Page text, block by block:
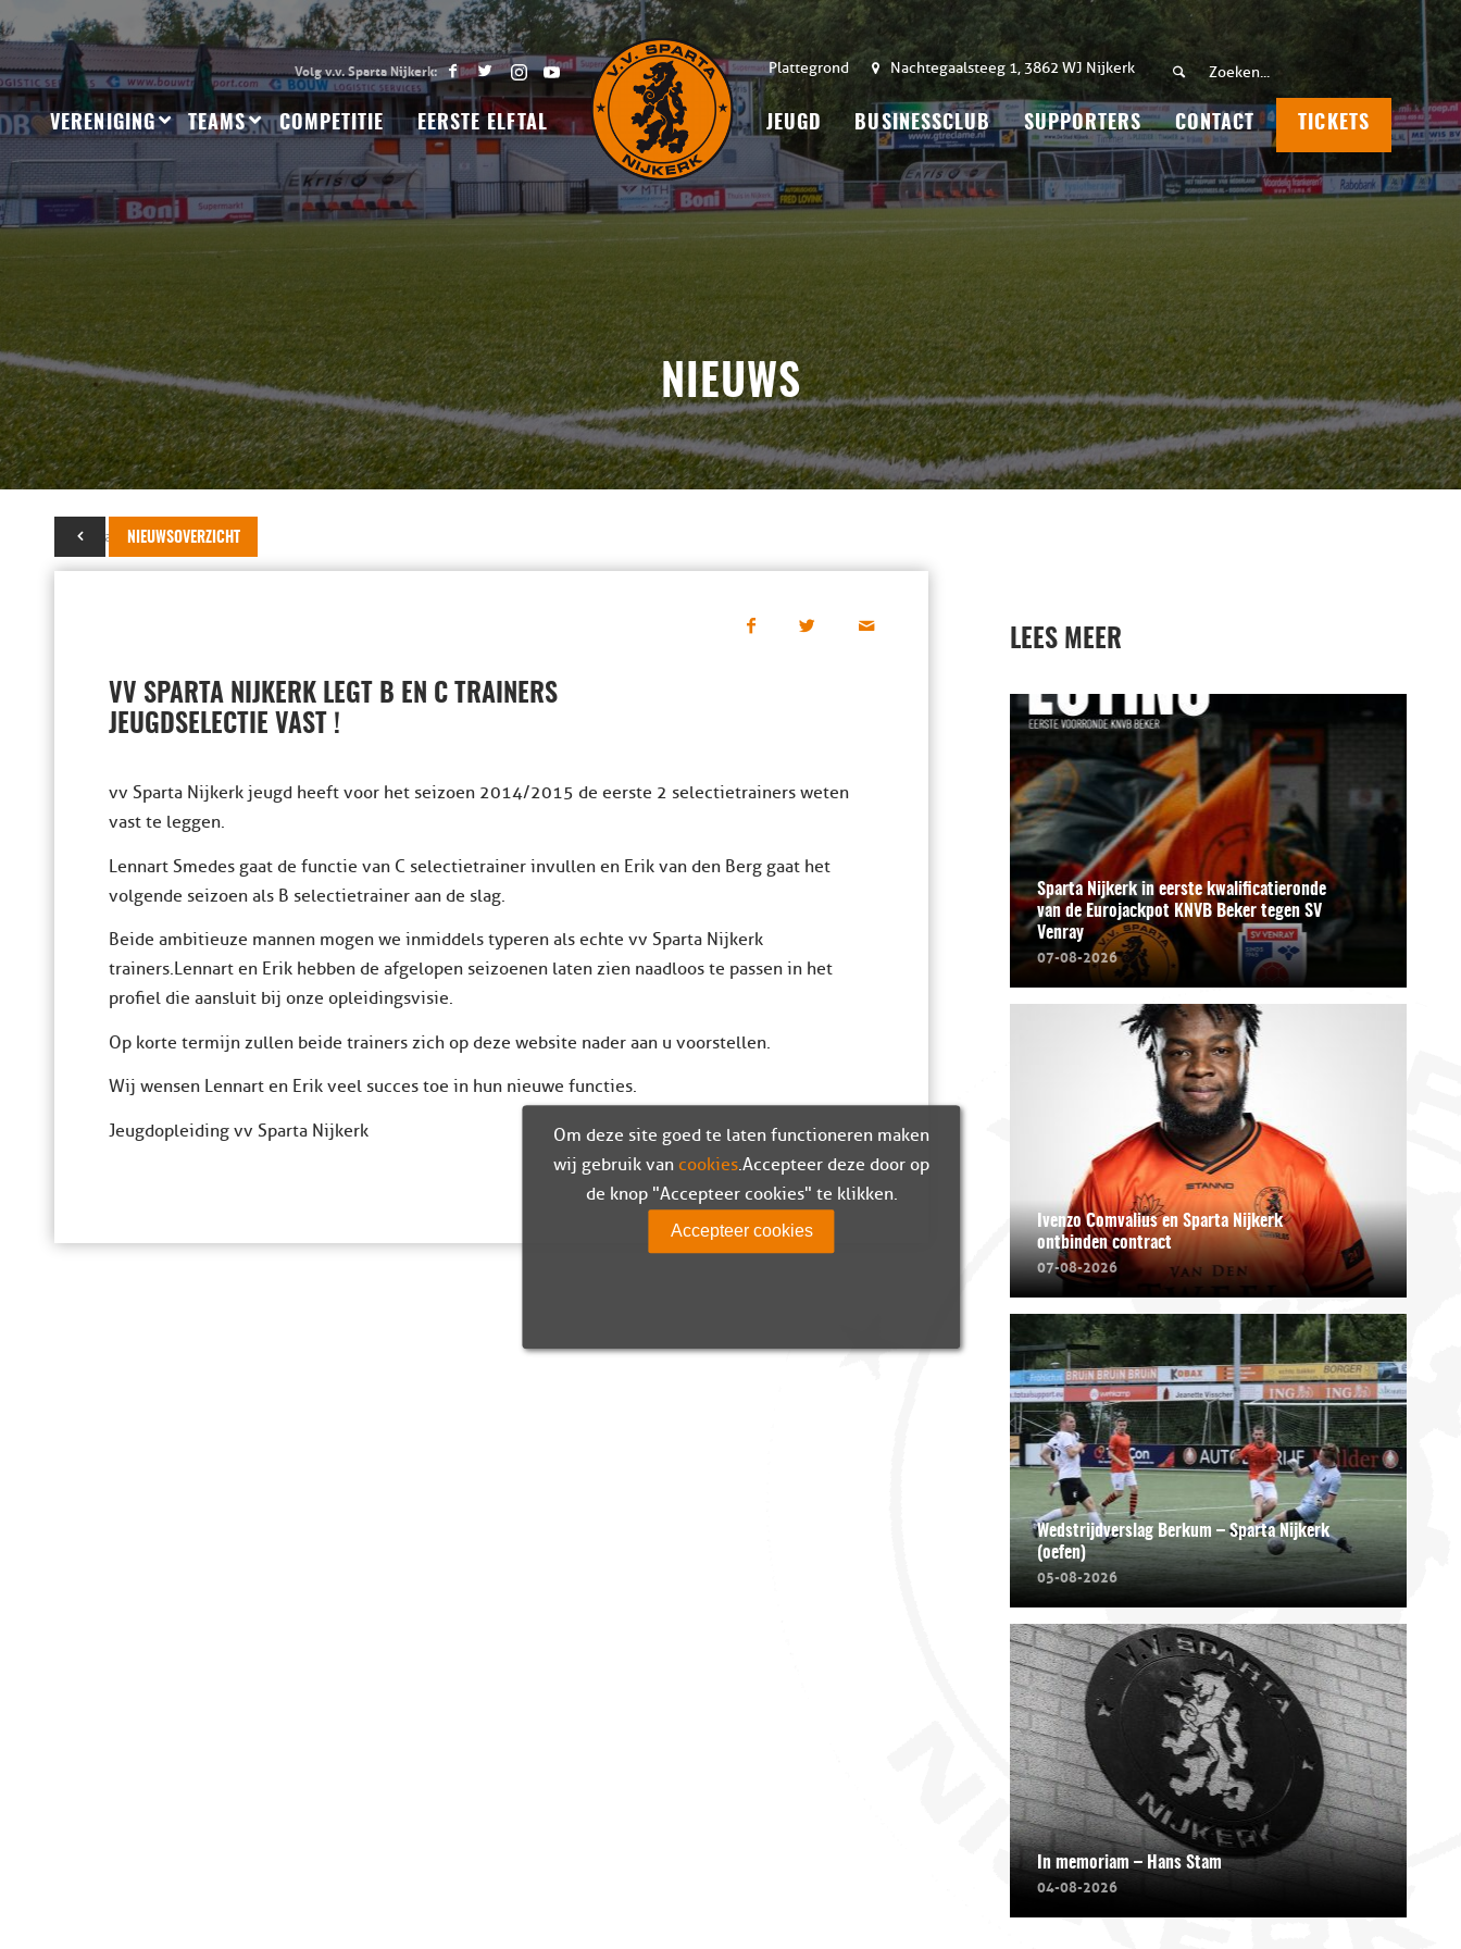
Plattegrond Nachtegaalsteeg 1, 3862 WJ Nijkerk
VERENIGING TEAMS COMPETITIE EERSTE ELFTAL JEUGD BUSINESSCLUB SUPPORTERS CONTACT TICKETS
NIEUWS
NIEUWSOVERZICHT
11 januari 2014
VV SPARTA NIJKERK LEGT B EN C TRAINERS
JEUGDSELECTIE VAST !
vv Sparta Nijkerk jeugd heeft voor het seizoen 2014/2015 de eerste 2 selectietrainers weten
vast te leggen.
Lennart Smedes gaat de functie van C selectietrainer invullen en Erik van den Berg gaat het
volgende seizoen als B selectietrainer aan de slag.
Beide ambitieuze mannen mogen we inmiddels typeren als echte vv Sparta Nijkerk
trainers. Lennart en Erik hebben de afgelopen seizoenen laten zien naadloos te passen in het
profiel die aansluit bij onze opleidingsvisie.
Op korte termijn zullen beide trainers zich op deze website nader aan u voorstellen.
Wij wensen Lennart en Erik veel succes toe in hun nieuwe functies.
Jeugdopleiding vv Sparta Nijkerk
LEES MEER
Sparta Nijkerk in eerste kwalificatieronde
van de Eurojackpot KNVB Beker tegen SV
Venray
07-08-2026
Ivenzo Comvalius en Sparta Nijkerk
ontbinden contract
07-08-2026
Wedstrijdverslag Berkum – Sparta Nijkerk
(oefen)
05-08-2026
In memoriam – Hans Stam
04-08-2026
Om deze site goed te laten functioneren maken
wij gebruik van cookies. Accepteer deze door op
de knop "Accepteer cookies" te klikken.
Accepteer cookies